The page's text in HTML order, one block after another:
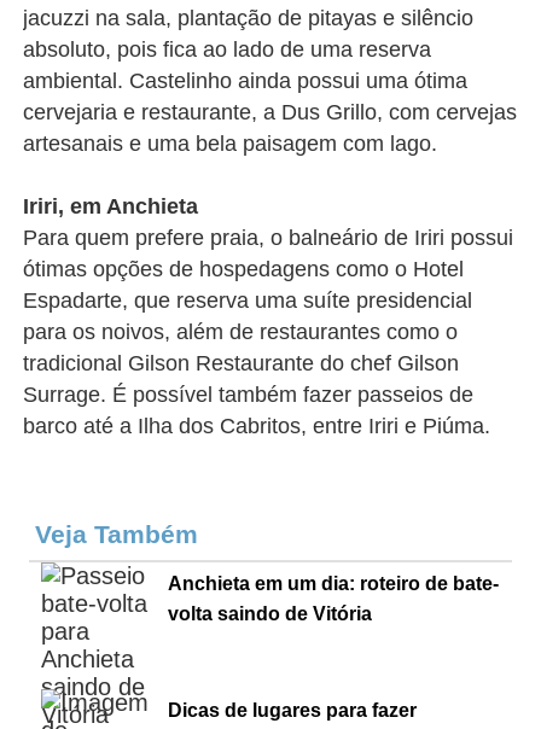
jacuzzi na sala, plantação de pitayas e silêncio
absoluto, pois fica ao lado de uma reserva
ambiental. Castelinho ainda possui uma ótima
cervejaria e restaurante, a Dus Grillo, com cervejas
artesanais e uma bela paisagem com lago.
Iriri, em Anchieta
Para quem prefere praia, o balneário de Iriri possui
ótimas opções de hospedagens como o Hotel
Espadarte, que reserva uma suíte presidencial
para os noivos, além de restaurantes como o
tradicional Gilson Restaurante do chef Gilson
Surrage. É possível também fazer passeios de
barco até a Ilha dos Cabritos, entre Iriri e Piúma.
Veja Também
Anchieta em um dia: roteiro de bate-
volta saindo de Vitória
Dicas de lugares para fazer